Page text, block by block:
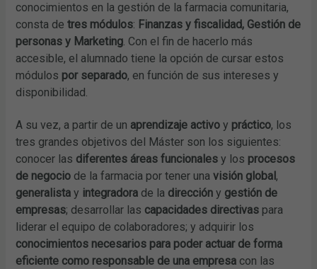
conocimientos en la gestión de la farmacia comunitaria,
consta detres módulos: Finanzas y fiscalidad, Gestión de
personas y Marketing. Con el fin de hacerlo más
accesible, el alumnado tiene la opción de cursar estos
módulos por separado, en función de sus intereses y
disponibilidad.
A su vez, a partir de un aprendizaje activo y práctico, los
tres grandes objetivos del Máster son los siguientes:
conocer las diferentes áreas funcionales y los procesos
de negocio de la farmacia por tener unavisión global,
generalista y integradora de la dirección y gestión de
empresas; desarrollar las capacidades directivas para
liderar el equipo de colaboradores; y adquirir los
conocimientos necesarios para poder actuar de forma
eficiente como responsable de una empresa con las